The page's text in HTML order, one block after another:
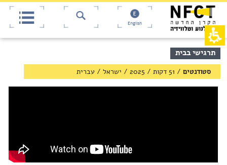
תחילתו
אינטרנט,
לחץ
אנטר
כדי
לאזור
תוכן
ראש
באפשרותך
ללחוץ
אנטר
כדי
לדלג
English
תוכן
מרכזי,
באפשרותך
ללחוץ
אנטר
תרגישי בבית
סטודנטים / 51 דקות /
2025
/ ישראל / עברית